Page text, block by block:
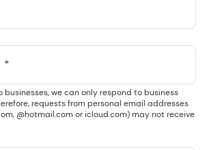
businesses, we can only respond to business
requests from personal email addresses
@hotmail.com or icloud.com) may not receive